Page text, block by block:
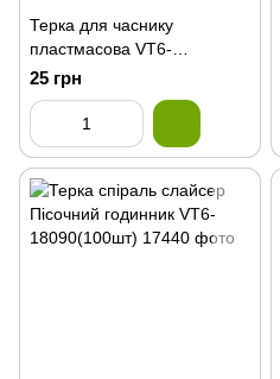
Терка для часнику
пластмасова VT6-
18081(240шт)
25 грн